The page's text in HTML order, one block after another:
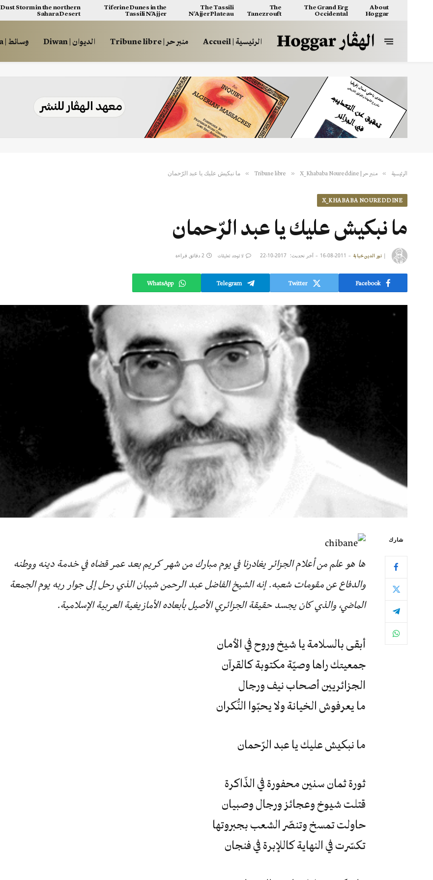
About
Hoggar
The Grand Erg
Occidental
The
Tanezrouft
The Tassili
N’Ajjer Plateau
Tiferine Dunes in the
Tassili N’Ajjer
Dust Storm in the northern
Sahara Desert
الرئيسية | Accueil منبر حر | Tribune libre الديوان | Diwan وسائط | Multimédia
الرئيسية » منبر حر | Tribune libre » X_Khababa Noureddine
» ما نبكيش عليك يا عبد الرّحمان
X_KHABABA NOUREDDINE
ما نبكيش عليك يا عبد الرّحمان
| نور الدين خبابة 2011-08-16 آخر تحديث: 2017-10-22 لا توجد تعليقات 2 دقائق قراءة
Facebook
Twitter
Telegram
WhatsApp
شارك
ها هو علم من أعلام الجزائر يغادرنا في يوم مبارك من شهر كريم بعد عمر قضاه في خدمة دينه ووطنه
والدفاع عن مقومات شعبه. إنه الشيخ الفاضل عبد الرحمن شيبان الذي رحل إلى جوار ربه يوم الجمعة
الماضي، والذي كان يجسد حقيقة الجزائري الأصيل بأبعاده الأمازيغية العربية الإسلامية.
أبقى بالسلامة يا شيخ وروح في الأمان
جمعيتك راها وصيّة مكتوبة كالقرآن
الجزائريين أصحاب نيف ورجال
ما يعرفوش الخيانة ولا يحبّوا النُّكران
ما نبكيش عليك يا عبد الرّحمان
ثورة ثمان سنين محفورة في الذّاكرة
قتلت شيوخ وعجائز ورجال وصبيان
حاولت تمسخ وتنصّر الشعب بجبروتها
تكسّرت في النهاية كاللإبرة في فنجان